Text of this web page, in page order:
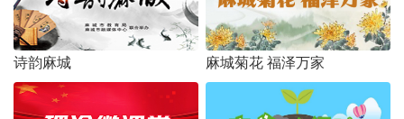
诗韵麻城 麻城菊花 福泽万家